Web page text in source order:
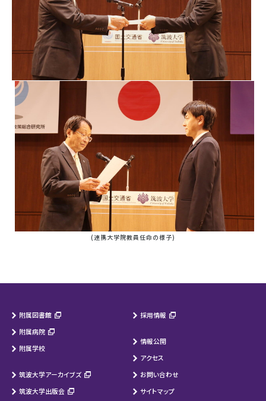
(連携大学院教員任命の様子)
附属図書館
附属病院
附属学校
筑波大学アーカイブズ
筑波大学出版会
採用情報
情報公開
アクセス
お問い合わせ
サイトマップ